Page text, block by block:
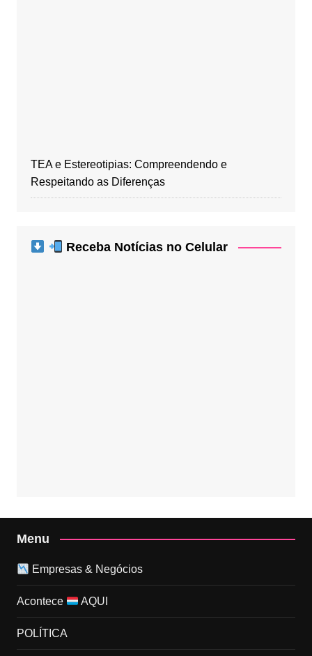
TEA e Estereotipias: Compreendendo e
Respeitando as Diferenças
Receba Notícias no Celular
Menu
Empresas & Negócios
Acontece AQUI
POLÍTICA